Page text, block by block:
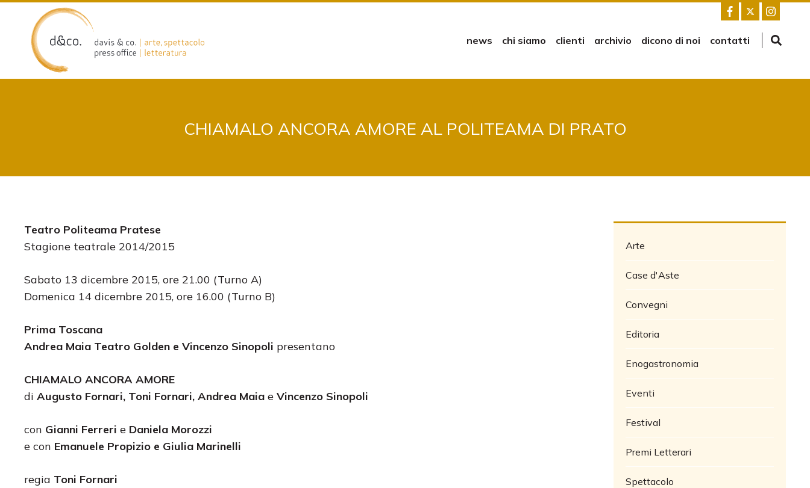
content
news chi siamo clienti archivio dicono di noi contatti
CHIAMALO ANCORA AMORE AL POLITEAMA DI PRATO
Teatro Politeama Pratese
Stagione teatrale 2014/2015
Sabato 13 dicembre 2015, ore 21.00 (Turno A)
Domenica 14 dicembre 2015, ore 16.00 (Turno B)
Prima Toscana
Andrea Maia Teatro Golden e Vincenzo Sinopoli presentano
CHIAMALO ANCORA AMORE
di Augusto Fornari, Toni Fornari, Andrea Maia e Vincenzo Sinopoli
con Gianni Ferreri e Daniela Morozzi
e con Emanuele Propizio e Giulia Marinelli
regia Toni Fornari
Arte
Case d'Aste
Convegni
Editoria
Enogastronomia
Eventi
Festival
Premi Letterari
Spettacolo